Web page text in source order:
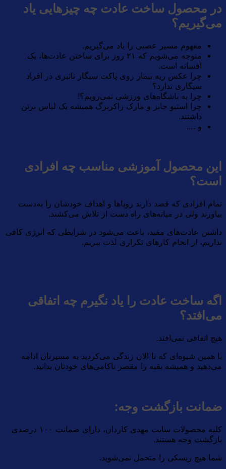
در محصول ساخت عادت چه چیزهایی یاد
می‌گیریم؟
مفهوم مسیر عصبی را یاد می‌گیریم.
متوجه می‌شویم که ۲۱ روز برای ساختن عادت‌ها، یک
افسانه است.
چرا عکس ریه بیمار روی پاکت سیگار تاثیری در افراد
سیگاری ندارد؟
چرا به باشگاه‌های ورزشی نمی‌رویم؟!
چرا استیو جابز و مارک زاکربرگ همیشه یک لباس برتن
داشتند.
و ….
این محصول آموزشی مناسب چه افرادی
است؟
تمام افرادی که قصد دارند رویاها و اهداف خودشان را به‌دست
بیاورند ولی در میانه‌های راه دست از تلاش می‌کشند.
داشتن عادت‌های مفید، باعث می‌شود در شرایطی که انرژی کافی
نداریم، از انجام کارهای تکراری لذت ببریم.
اگه ساخت عادت را یاد نگیرم چه اتفاقی
می‌افتد؟
هیچ اتفاقی نمی‌افتد.
با همین شیوه‌ای که تا الان زندگی می‌کردید به مسیرتان ادامه
می‌دهید و همیشه بقیه را مقصر ناکامی‌های خودتان بدانید.
ضمانت بازگشت وجه:
کلیه محصولات سایت مهدی کاردان، دارای ضمانت ۱۰۰ درصدی
بازگشت وجه هستند.
شما هیچ ریسکی را متحمل نمی‌شوید.